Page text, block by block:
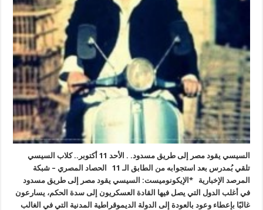
السيسي يقود مصر إلى طريق مسدود. . الأحد 11 أكتوبر.. كلاب السيسي
تلقي بُمدرس بعد استجوابه من الطابق الـ 11 الحصاد المصري – شبكة
المرصد الإخبارية *الإيكونوميست: السيسي يقود مصر إلى طريق مسدود
في أغلب الدول التي يصل فيها القادة العسكريون إلى سدة الحكم، يسارعون
غالبًا بإعطاء وعود بالعودة إلى الدولة الديموقراطية المدنية التي في الغالب